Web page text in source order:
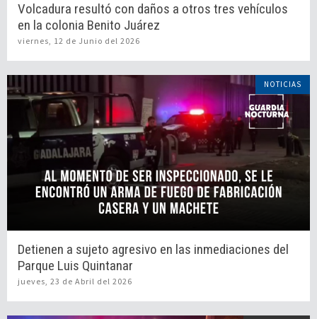
Volcadura resultó con daños a otros tres vehículos
en la colonia Benito Juárez
viernes, 12 de Junio del 2026
NOTICIAS
Detienen a sujeto agresivo en las inmediaciones del
Parque Luis Quintanar
jueves, 23 de Abril del 2026